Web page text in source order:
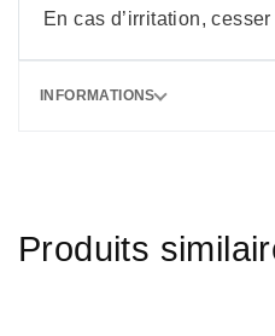
En cas d’irritation,
INFORMATIONS
Produits